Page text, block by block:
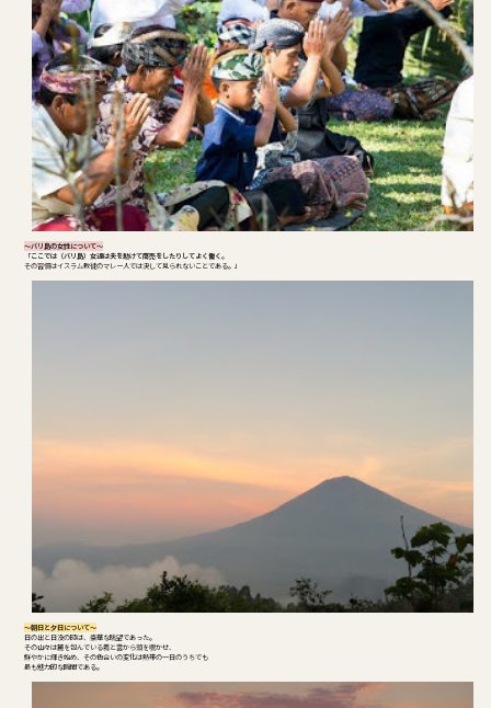
～バリ島の女性について～
「ここでは（バリ島）女達は夫を助けて商売をしたりしてよく働く。
その習慣はイスラム教徒のマレー人では決して見られないことである。」
～朝日と夕日について～
日の出と日没の時は、豪華な眺望であった。
その山々は麓を包んでいる霧と雲から頭を覗かせ、
鮮やかに輝き始め、その色合いの変化は熱帯の一日のうちでも
最も魅力的な瞬間である。